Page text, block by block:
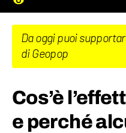
Da oggi puoi
di Geopop
Cos’è
e perché